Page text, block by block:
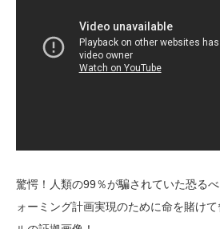
驚愕！人類の99％が騙されていた恐る
ォーミング計画実現のために命を賭け